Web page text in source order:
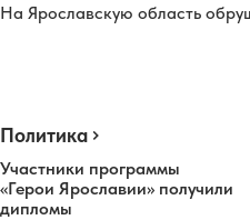
На Ярославскую область
Политика
Участники программы
«Герои Ярославии» получили
дипломы